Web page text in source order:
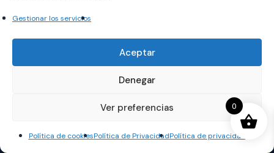
Gestionar los servicios
Aceptar
Denegar
Ver preferencias
Política de cookiesPolítica de PrivacidadPolítica de privacidad
Todos nuestros productos tienen
0